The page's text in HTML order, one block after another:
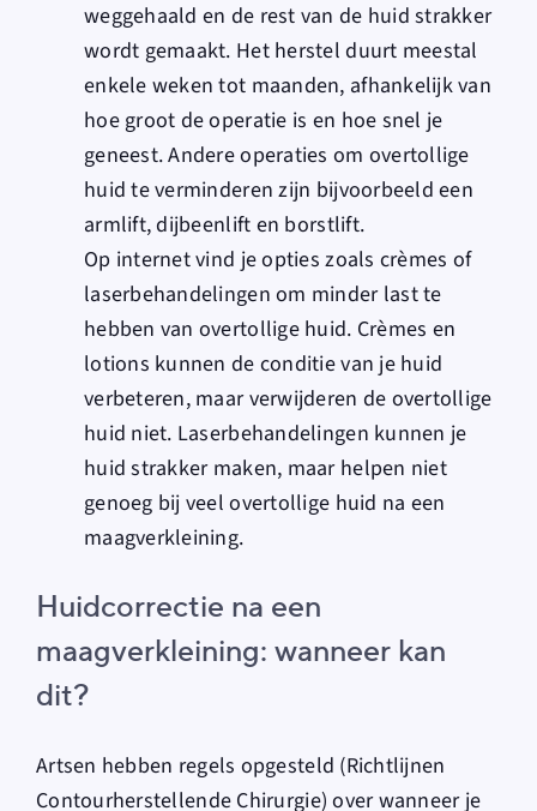
weggehaald en de rest van de huid strakker
wordt gemaakt. Het herstel duurt meestal
enkele weken tot maanden, afhankelijk van
hoe groot de operatie is en hoe snel je
geneest. Andere operaties om overtollige
huid te verminderen zijn bijvoorbeeld een
armlift, dijbeenlift en borstlift.
Op internet vind je opties zoals crèmes of
laserbehandelingen om minder last te
hebben van overtollige huid. Crèmes en
lotions kunnen de conditie van je huid
verbeteren, maar verwijderen de overtollige
huid niet. Laserbehandelingen kunnen je
huid strakker maken, maar helpen niet
genoeg bij veel overtollige huid na een
maagverkleining.
Huidcorrectie na een
maagverkleining: wanneer kan
dit?
Artsen hebben regels opgesteld (Richtlijnen
Contourherstellende Chirurgie) over wanneer je